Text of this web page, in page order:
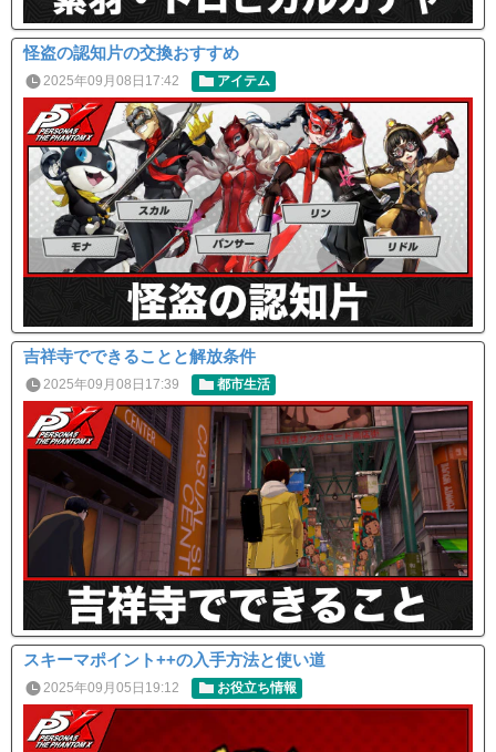
怪盗の認知片の交換おすすめ
2025年09月08日17:42 アイテム
吉祥寺でできることと解放条件
2025年09月08日17:39 都市生活
スキーマポイント++の入手方法と使い道
2025年09月05日19:12 お役立ち情報